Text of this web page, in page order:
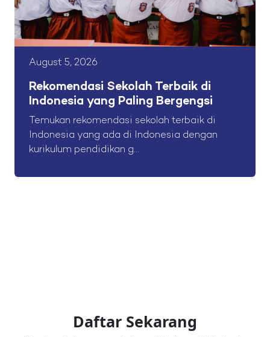
August 5, 2026
Rekomendasi Sekolah Terbaik di
Indonesia yang Paling Bergengsi
Temukan rekomendasi sekolah terbaik di
Indonesia yang ada di Indonesia dengan
kurikulum pendidikan g...
Daftar Sekarang